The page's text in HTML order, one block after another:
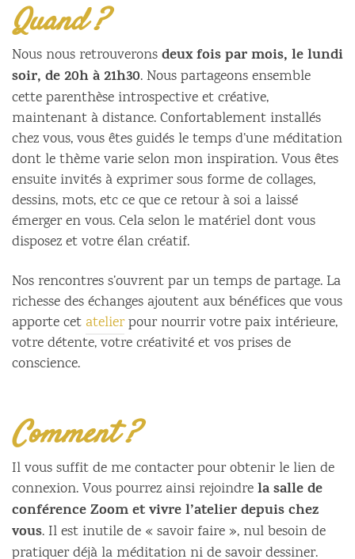
Quand ?
Nous nous retrouveronsdeux fois par mois, le lundi
soir, de 20h à 21h30. Nous partageons ensemble
cette parenthèse introspective et créative,
maintenant à distance. Confortablement installés
chez vous, vous êtes guidés le temps d’une méditation
dont le thème varie selon mon inspiration. Vous êtes
ensuite invités à exprimer sous forme de collages,
dessins, mots, etc ce que ce retour à soi a laissé
émerger en vous. Cela selon le matériel dont vous
disposez et votre élan créatif.
Nos rencontres s’ouvrent par un temps de partage. La
richesse des échanges ajoutent aux bénéfices que vous
apporte cetatelierpour nourrir votre paix intérieure,
votre détente, votre créativité et vos prises de
conscience.
Comment ?
Il vous suffit de me contacter pour obtenir le lien de
connexion. Vous pourrez ainsi rejoindrela salle de
conférence Zoom et vivre l’atelier depuis chez
vous. Il est inutile de « savoir faire », nul besoin de
pratiquer déjà la méditation ni de savoir dessiner.